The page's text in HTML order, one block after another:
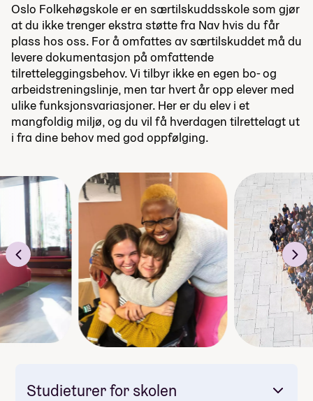
Oslo Folkehøgskole er en særtilskuddsskole som gjør
at du ikke trenger ekstra støtte fra Nav hvis du får
plass hos oss. For å omfattes av særtilskuddet må du
levere dokumentasjon på omfattende
tilretteleggingsbehov. Vi tilbyr ikke en egen bo- og
arbeidstreningslinje, men tar hvert år opp elever med
ulike funksjonsvariasjoner. Her er du elev i et
mangfoldig miljø, og du vil få hverdagen tilrettelagt ut
i fra dine behov med god oppfølging.
Studieturer for skolen